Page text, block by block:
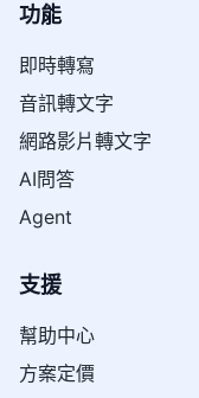
功能
即時轉寫
音訊轉文字
網路影片轉文字
AI問答
Agent
支援
幫助中心
方案定價